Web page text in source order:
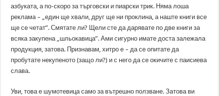
азбуката, а по-скоро за търговски и пиарски трик. Няма лоша
реклама – „един ще хвали, друг ще ни проклина, а наште книги все
ще се четат”. Смятате ли? Щели сте да дарявате по две книги за
всяка закупена „шльокавица”. Ами сигурно имате доста залежала
продукция, затова. Признавам, хитро е – да се опитате да
пробутате некупеното (защо ли?) и с него да се окичите с паисиева
слава.
Уви, това е шумотевица само за вътрешно ползване. Затова ви